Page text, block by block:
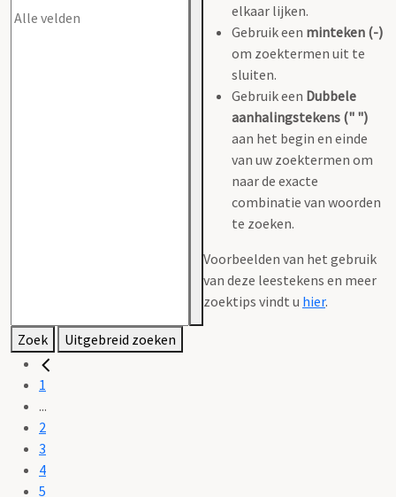
elkaar lijken.
Gebruik een minteken (-)
om zoektermen uit te
sluiten.
Gebruik een Dubbele
aanhalingstekens (" ")
aan het begin en einde
van uw zoektermen om
naar de exacte
combinatie van woorden
te zoeken.
Voorbeelden van het gebruik
van deze leestekens en meer
zoektips vindt u hier.
Zoek Uitgebreid zoeken
1
...
2
3
4
5